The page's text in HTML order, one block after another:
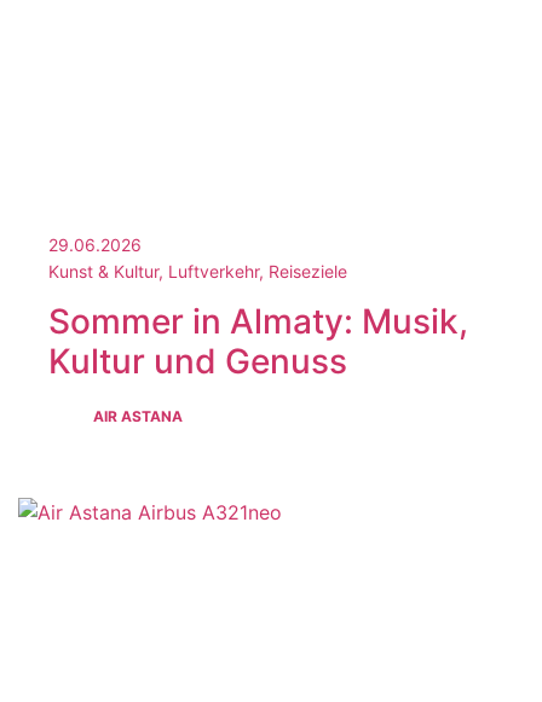
29.06.2026
Kunst & Kultur, Luftverkehr, Reiseziele
Sommer in Almaty: Musik,
Kultur und Genuss
AIR ASTANA